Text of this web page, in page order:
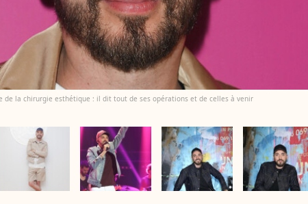
de la chirurgie esthétique : il dit tout de ses opérations et de celles à venir